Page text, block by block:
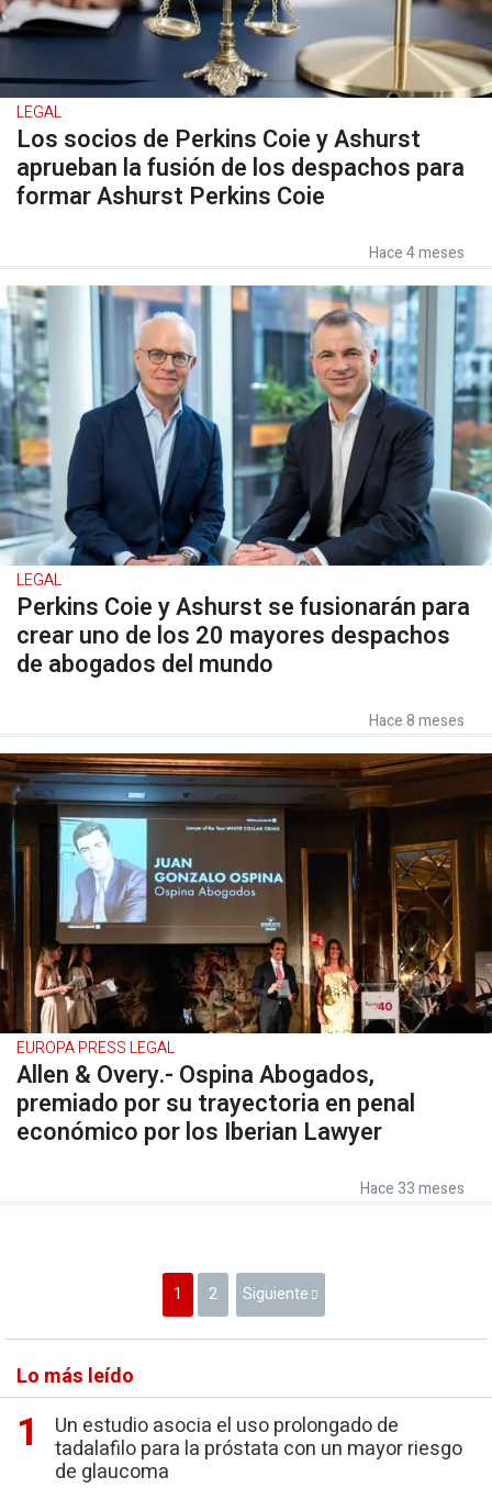
LEGAL
Los socios de Perkins Coie y Ashurst
aprueban la fusión de los despachos para
formar Ashurst Perkins Coie
Hace 4 meses
LEGAL
Perkins Coie y Ashurst se fusionarán para
crear uno de los 20 mayores despachos
de abogados del mundo
Hace 8 meses
EUROPA PRESS LEGAL
Allen & Overy.- Ospina Abogados,
premiado por su trayectoria en penal
económico por los Iberian Lawyer
Hace 33 meses
1 2 Siguiente
Lo más leído
Un estudio asocia el uso prolongado de
tadalafilo para la próstata con un mayor riesgo
de glaucoma